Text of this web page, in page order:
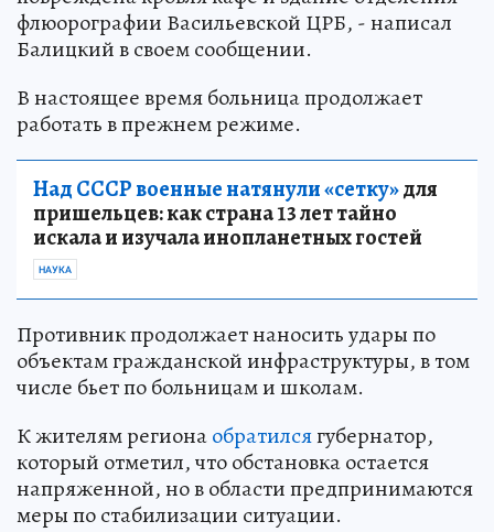
флюорографии Васильевской ЦРБ, - написал
Балицкий в своем сообщении.
В настоящее время больница продолжает
работать в прежнем режиме.
Над СССР военные натянули «сетку»для
пришельцев: как страна 13 лет тайно
искала и изучала инопланетных гостей
НАУКА
Противник продолжает наносить удары по
объектам гражданской инфраструктуры, в том
числе бьет по больницам и школам.
К жителям регионаобратилсягубернатор,
который отметил, что обстановка остается
напряженной, но в области предпринимаются
меры по стабилизации ситуации.